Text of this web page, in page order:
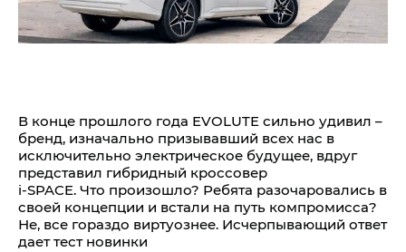
В конце прошлого года EVOLUTE сильно удивил –
бренд, изначально призывавший всех нас в
исключительно электрическое будущее, вдруг
представил гибридный кроссовер
i‑SPACE. Что произошло? Ребята разочаровались в
своей концепции и встали на путь компромисса?
Не, все гораздо виртуознее. Исчерпывающий ответ
дает тест новинки